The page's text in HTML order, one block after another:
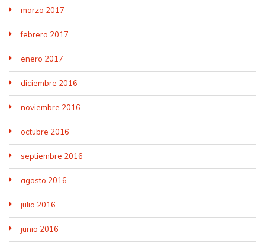
marzo 2017
febrero 2017
enero 2017
diciembre 2016
noviembre 2016
octubre 2016
septiembre 2016
agosto 2016
julio 2016
junio 2016